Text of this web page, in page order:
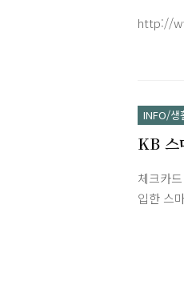
http://
INFO/생
KB 스
체크카
입한 스